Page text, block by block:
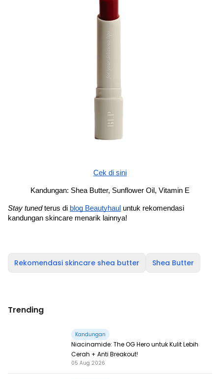
Cek di sini
Kandungan: Shea Butter, Sunflower Oil, Vitamin E
Stay tuned terus di blog Beautyhaul untuk rekomendasi
kandungan skincare menarik lainnya!
Rekomendasi skincare shea butter Shea Butter
Trending
Kandungan
Niacinamide: The OG Hero untuk Kulit Lebih
Cerah + Anti Breakout!
05 Aug 2026